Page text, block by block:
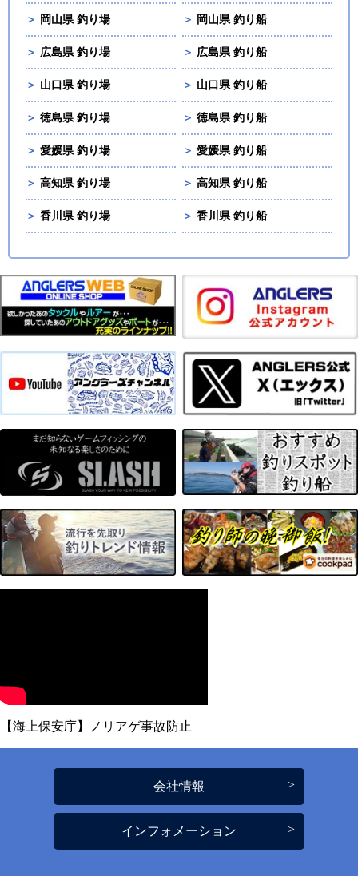
＞ 岡山県 釣り場 ＞ 岡山県 釣り船
＞ 広島県 釣り場 ＞ 広島県 釣り船
＞ 山口県 釣り場 ＞ 山口県 釣り船
＞ 徳島県 釣り場 ＞ 徳島県 釣り船
＞ 愛媛県 釣り場 ＞ 愛媛県 釣り船
＞ 高知県 釣り場 ＞ 高知県 釣り船
＞ 香川県 釣り場 ＞ 香川県 釣り船
【海上保安庁】ノリアゲ事故防止
会社情報
インフォメーション